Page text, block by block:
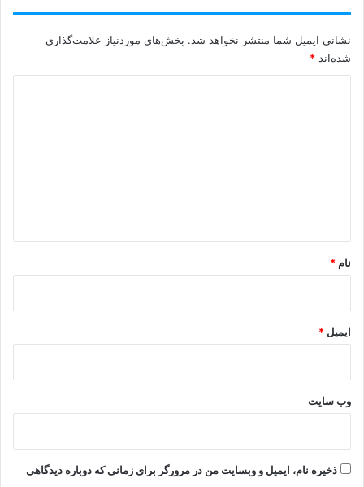
نشانی ایمیل شما منتشر نخواهد شد. بخش‌های موردنیاز علامت‌گذاری
شده‌اند *
نام *
ایمیل *
وب‌ سایت
ذخیره نام، ایمیل و وبسایت من در مرورگر برای زمانی که دوباره دیدگاهی